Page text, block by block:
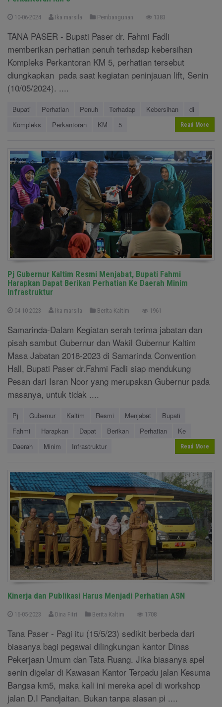
10-06-2024 Ika marsila Pembangunan 1383
TANA PASER - Bupati Paser dr. Fahmi Fadli
memberikan perhatian penuh terhadap kebersihan
Kompleks Perkantoran KM 5, perhatian tersebut
diungkapkan pada saat kegiatan peninjauan lift, Senin
(10/05/2024). ....
Bupati Perhatian Penuh Terhadap Kebersihan
di
Kompleks
Perkantoran KM 5 Read More
Pj Gubernur Kaltim Resmi Menjabat, Bupati Fahmi
Harapkan Dapat Berikan Perhatian Ke Daerah Minim
Infrastruktur
04-10-2023 Ika marsila Berita Kaltim 1961
Samarinda-Dalam Kegiatan serah terima jabatan dan
pisah sambut Gubernur dan Wakil Gubernur Kaltim
Masa Jabatan 2018-2023 di Samarinda Convention
Hall, Bupati Paser dr.Fahmi Fadli siap mendukung
Pesan dari Isran Noor yang merupakan Gubernur pada
masanya, untuk tidak ....
Pj Gubernur Kaltim Resmi Menjabat
Bupati
Fahmi
Harapkan Dapat Berikan Perhatian
Ke
Daerah
Minim Infrastruktur Read More
Kinerja dan Publikasi Harus Menjadi Perhatian ASN
16-05-2023 Dina Fitri Berita Kaltim 1708
Tana Paser - Pagi itu (15/5/23) sedikit berbeda dari
biasanya bagi pegawai dilingkungan kantor Dinas
Pekerjaan Umum dan Tata Ruang. Jika biasanya apel
senin digelar di Kawasan Kantor Terpadu jalan Kesuma
Bangsa km5, maka kali ini mereka apel di workshop
jalan D.I Pandjaitan. Bukan tanpa alasan pi ....